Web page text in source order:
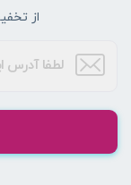
از